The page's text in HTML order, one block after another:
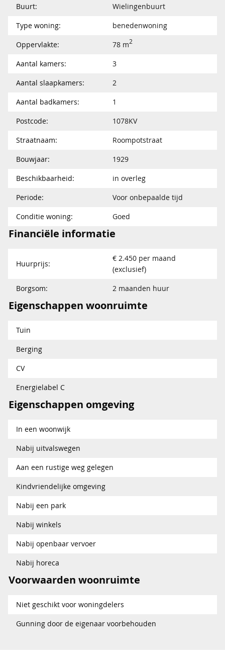
Buurt:
Wielingenbuurt
Type woning:
benedenwoning
Oppervlakte:
78 m2
Aantal kamers:
3
Aantal slaapkamers:
2
Aantal badkamers:
1
Postcode:
1078KV
Straatnaam:
Roompotstraat
Bouwjaar:
1929
Beschikbaarheid:
in overleg
Periode:
Voor onbepaalde tijd
Conditie woning:
Goed
Financiële informatie
Huurprijs:
€ 2.450 per maand
(exclusief)
Borgsom:
2 maanden huur
Eigenschappen woonruimte
Tuin
Berging
CV
Energielabel C
Eigenschappen omgeving
In een woonwijk
Nabij uitvalswegen
Aan een rustige weg gelegen
Kindvriendelijke omgeving
Nabij een park
Nabij winkels
Nabij openbaar vervoer
Nabij horeca
Voorwaarden woonruimte
Niet geschikt voor woningdelers
Gunning door de eigenaar voorbehouden